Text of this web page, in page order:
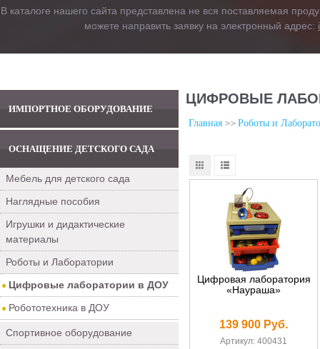
В каталоге нашего сайта представлена не вся поставляемая
можете направить заявку на электронный адрес:
ИМПОРТНОЕ ОБОРУДОВАНИЕ
ОСНАЩЕНИЕ ДЕТСКОГО САДА
Мебель для детского сада
Наглядные пособия
Игрушки и дидактические
материалы
Роботы и Лаборатории
Цифровые лаборатории в ДОУ
Робототехника в ДОУ
Спортивное оборудование
ЦИФРОВЫЕ
Главная Роботы и
Цифровая лаборатория
«Наураша»
139 900 Руб.
Артикул: 400431